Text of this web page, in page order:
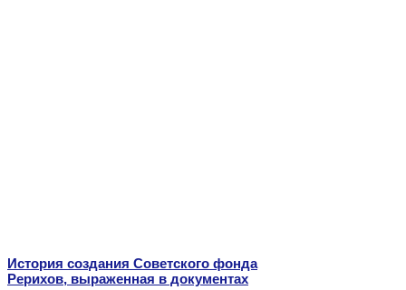
История создания Советского фонда
Рерихов, выраженная в документах